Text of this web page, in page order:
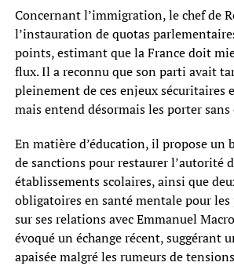
Concernant l’immigration, le chef de
l’instauration de quotas
points, estimant que la France doit
flux. Il a reconnu que son parti avait
pleinement de ces enjeux sécuritaires
mais entend désormais les porter sans
En matière d’éducation, il propose un
de sanctions pour restaurer l’autorité
établissements scolaires, ainsi que
obligatoires en santé mentale pour
sur ses relations avec Emmanuel
évoqué un échange récent, suggérant
apaisée malgré les rumeurs de